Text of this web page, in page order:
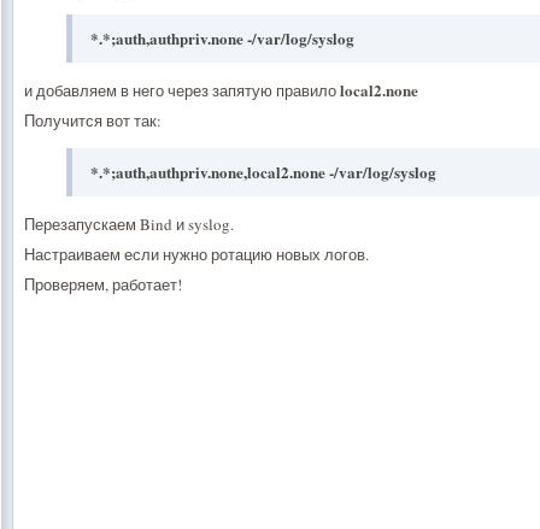
*.*;auth,authpriv.none -/var/log/syslog
и добавляем в него через запятую правилоlocal2.none
Получится вот так:
*.*;auth,authpriv.none,local2.none -/var/log/syslog
Перезапускаем Bind и syslog.
Настраиваем если нужно ротацию новых логов.
Проверяем, работает!